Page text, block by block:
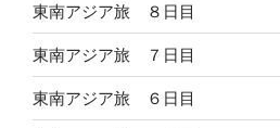
東南アジア旅 ８日目
東南アジア旅 ７日目
東南アジア旅 ６日目